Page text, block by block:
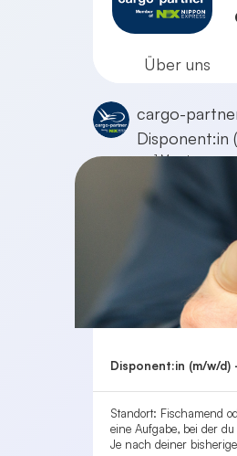
Über uns
cargo-
Disponent:in
vor 1 Monat
Disponent:in (m/w/d)
Standort: Fischamend
eine Aufgabe, bei der
Je nach deiner